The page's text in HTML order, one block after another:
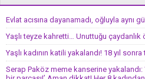
Evlat acısına dayanamadı, oğluyla aynı
Yaşlı teyze kahretti… Unuttuğu
Yaşlı kadının katili yakalandı! 18 yıl
Serap Paköz meme kanserine yakalandı: